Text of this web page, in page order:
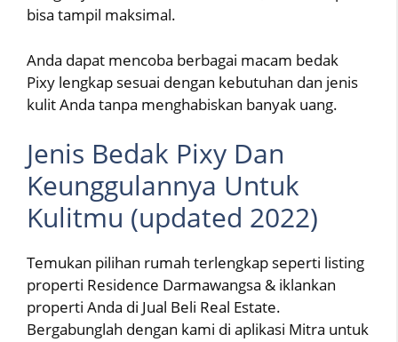
bisa tampil maksimal.
Anda dapat mencoba berbagai macam bedak
Pixy lengkap sesuai dengan kebutuhan dan jenis
kulit Anda tanpa menghabiskan banyak uang.
Jenis Bedak Pixy Dan
Keunggulannya Untuk
Kulitmu (updated 2022)
Temukan pilihan rumah terlengkap seperti listing
properti Residence Darmawangsa & iklankan
properti Anda di Jual Beli Real Estate.
Bergabunglah dengan kami di aplikasi Mitra untuk